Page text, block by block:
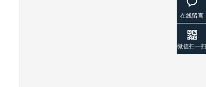
在线留言
微信扫一扫